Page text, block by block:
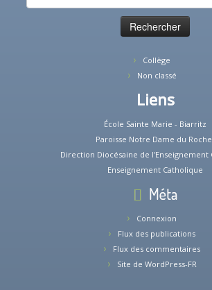
Collège
Non classé
Liens
École Sainte Marie - Biarritz
Paroisse Notre Dame du
Direction Diocésaine de l'Enseignement
Enseignement Catholique
Méta
Connexion
Flux des publications
Flux des commentaires
Site de WordPress-FR